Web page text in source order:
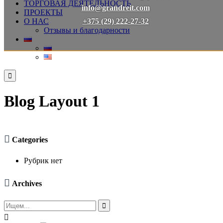
info@grandreit.com
+375 (29) 222-27-32
ТОРГОВАЯ ДЕЯТЕЛЬНОСТЬ
ПРОЕКТЫ
О НАС
Отзывы и благодарности

Blog Layout 1
 Categories
Рубрик нет
 Archives

